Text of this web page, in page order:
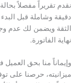
نقدم تقريراً مفصلاً
دقيقة وشاملة قبل
الثقة ويضمن لك عدم
نهاية الفاتورة.
وإيماناً منا بحق
ميزانيته، حرصنا على